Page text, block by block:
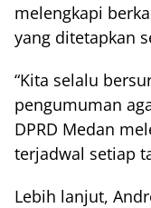
melengkapi
yang ditetapkan
“Kita selalu
pengumuman
DPRD Medan
terjadwal setiap
Lebih lanjut,